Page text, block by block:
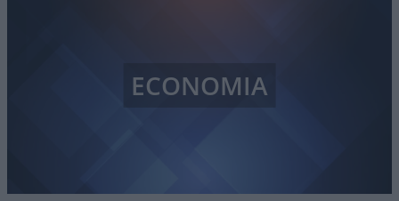
ECONOMIA